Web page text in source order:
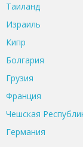
Таиланд
Израиль
Кипр
Болгария
Грузия
Франция
Чешская
Германия